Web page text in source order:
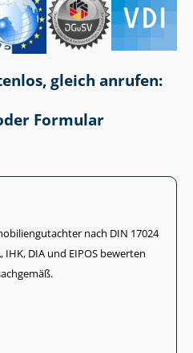
gleich anrufen:
Formular
nach DIN 17024
IHK, DIA und EIPOS bewerten